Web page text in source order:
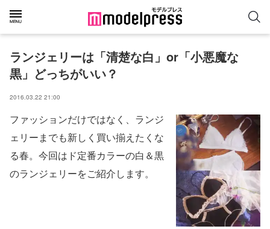
ランジェリーは「清楚な白」or「小悪魔な
黒」どっちがいい？
2016.03.22 21:00
ファッションだけではなく、ランジ
ェリーまでも新しく買い揃えたくな
る春。今回はド定番カラーの白＆黒
のランジェリーをご紹介します。